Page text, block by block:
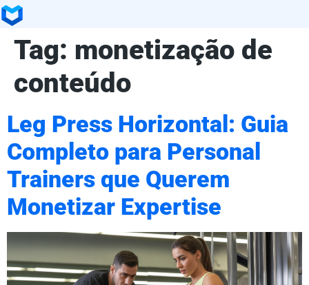
Tag: monetização de
conteúdo
Leg Press Horizontal: Guia
Completo para Personal
Trainers que Querem
Monetizar Expertise